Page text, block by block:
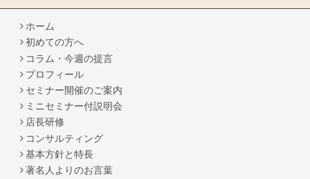
ホーム
初めての方へ
コラム・今週の提言
プロフィール
セミナー開催のご案内
ミニセミナー付説明会
店長研修
コンサルティング
基本方針と特長
著名人よりのお言葉